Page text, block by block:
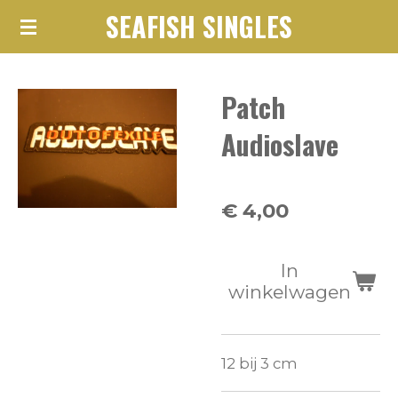
Ga
hoofdinhoud
SEAFISH SINGLES
Patch
Audioslave
€ 4,00
In
winkelwagen
12 bij 3 cm